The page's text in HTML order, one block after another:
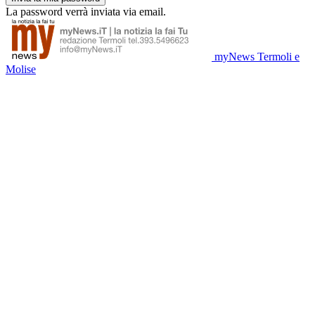
La password verrà inviata via email.
myNews Termoli e
Molise